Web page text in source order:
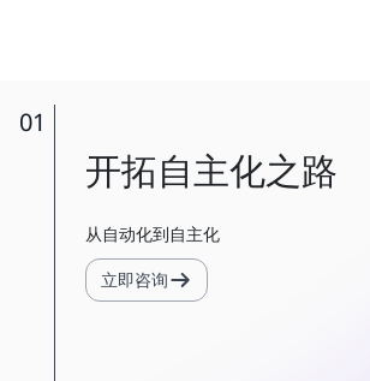
01
开拓自主化之路
从自动化到自主化
立即咨询